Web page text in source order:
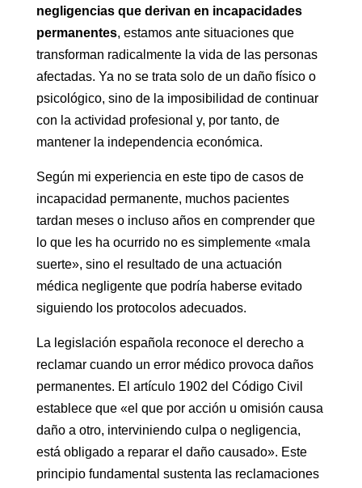
negligencias que derivan en incapacidades
permanentes, estamos ante situaciones que
transforman radicalmente la vida de las personas
afectadas. Ya no se trata solo de un daño físico o
psicológico, sino de la imposibilidad de continuar
con la actividad profesional y, por tanto, de
mantener la independencia económica.
Según mi experiencia en este tipo de casos de
incapacidad permanente, muchos pacientes
tardan meses o incluso años en comprender que
lo que les ha ocurrido no es simplemente «mala
suerte», sino el resultado de una actuación
médica negligente que podría haberse evitado
siguiendo los protocolos adecuados.
La legislación española reconoce el derecho a
reclamar cuando un error médico provoca daños
permanentes. El artículo 1902 del Código Civil
establece que «el que por acción u omisión causa
daño a otro, interviniendo culpa o negligencia,
está obligado a reparar el daño causado». Este
principio fundamental sustenta las reclamaciones